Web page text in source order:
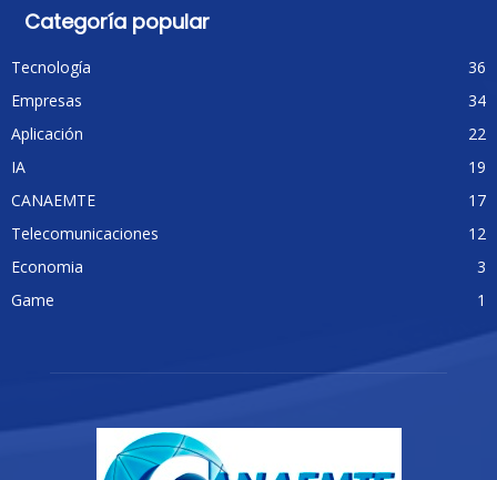
Categoría popular
Tecnología
36
Empresas
34
Aplicación
22
IA
19
CANAEMTE
17
Telecomunicaciones
12
Economia
3
Game
1